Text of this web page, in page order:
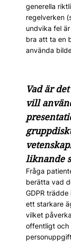
generella
regelverken
undvika fel
bra att ta en
använda
Vad är
vill
liknande
Fråga
berätta vad
GDPR
ett starkare
vilket
offentligt och